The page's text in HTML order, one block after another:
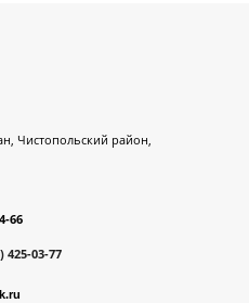
Чистопольский район,
66
425-03-77